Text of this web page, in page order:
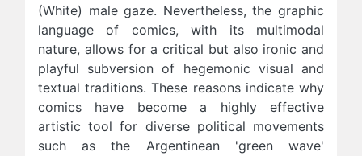
(White) male gaze. Nevertheless, the graphic
language of comics, with its multimodal
nature, allows for a critical but also ironic and
playful subversion of hegemonic visual and
textual traditions. These reasons indicate why
comics have become a highly effective
artistic tool for diverse political movements
such as the Argentinean 'green wave'